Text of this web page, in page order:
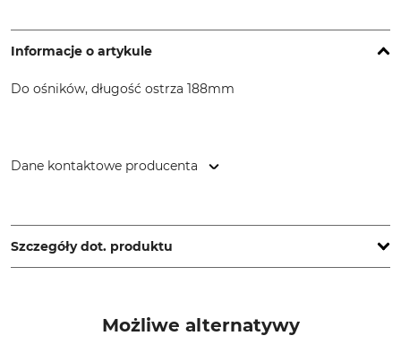
Informacje o artykule
Do ośników, długość ostrza 188mm
Dane kontaktowe producenta
France, www.bahco.com
Szczegóły dot. produktu
Możliwe alternatywy